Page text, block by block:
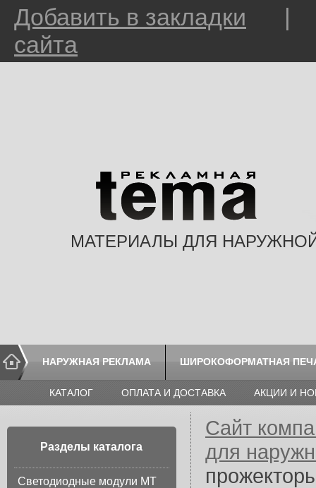
Добавить в закладки
сайта
МАТЕРИАЛЫ ДЛЯ
НАРУЖНАЯ РЕКЛАМА ШИРОКОФОРМАТНАЯ
КАТАЛОГ ОПЛАТА И ДОСТАВКА АКЦИИ И
Разделы каталога
Светодиодные модули МТ
Сайт
для